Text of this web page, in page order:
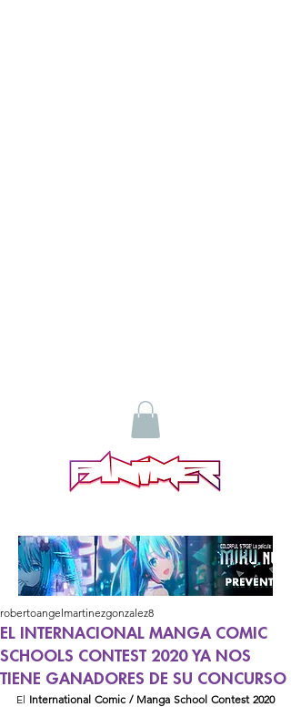
EL INTERNACIONAL MANGA COMIC
SCHOOLS CONTEST 2020 YA NOS
TIENE GANADORES DE SU CONCURSO
robertoangelmartinezgonzalez8
El International Comic / Manga School Contest 2020